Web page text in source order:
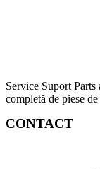
Service Suport
completă de piese
CONTACT